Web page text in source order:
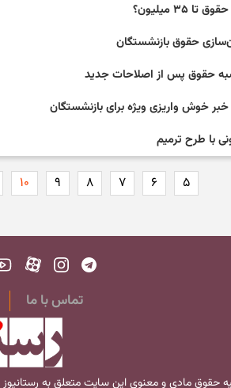
میلیون؟
حقوق بازنشستگان
با طرح ترمیم
۵ ۶ ۷ ۸ ۹ ۱۰
تماس با ما
حقوق مادی و معنوی این سایت متعلق به رستانیوز